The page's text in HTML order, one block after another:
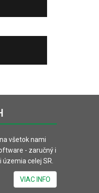
všetok nami
- zaručný i
celej SR.
VIAC INFO